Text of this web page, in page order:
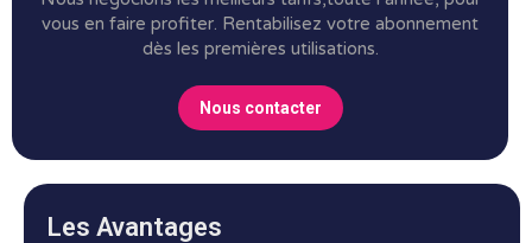
vous en faire profiter. Rentabilisez votre abonnement
dès les premières utilisations.
Nous contacter
Les Avantages